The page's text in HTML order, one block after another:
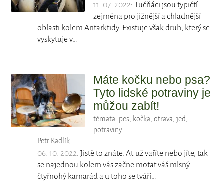
11. 07. 2022: Tučňáci jsou typičtí
zejména pro jižnější a chladnější
oblasti kolem Antarktidy. Existuje však druh, který se
vyskytuje v…
Máte kočku nebo psa?
Tyto lidské potraviny je
můžou zabít!
témata: pes, kočka, otrava, jed,
potraviny
Petr Kadlík
06. 10. 2022: Jistě to znáte. Ať už vaříte nebo jíte, tak
se najednou kolem vás začne motat váš mlsný
čtyřnohý kamarád a u toho se tváří…